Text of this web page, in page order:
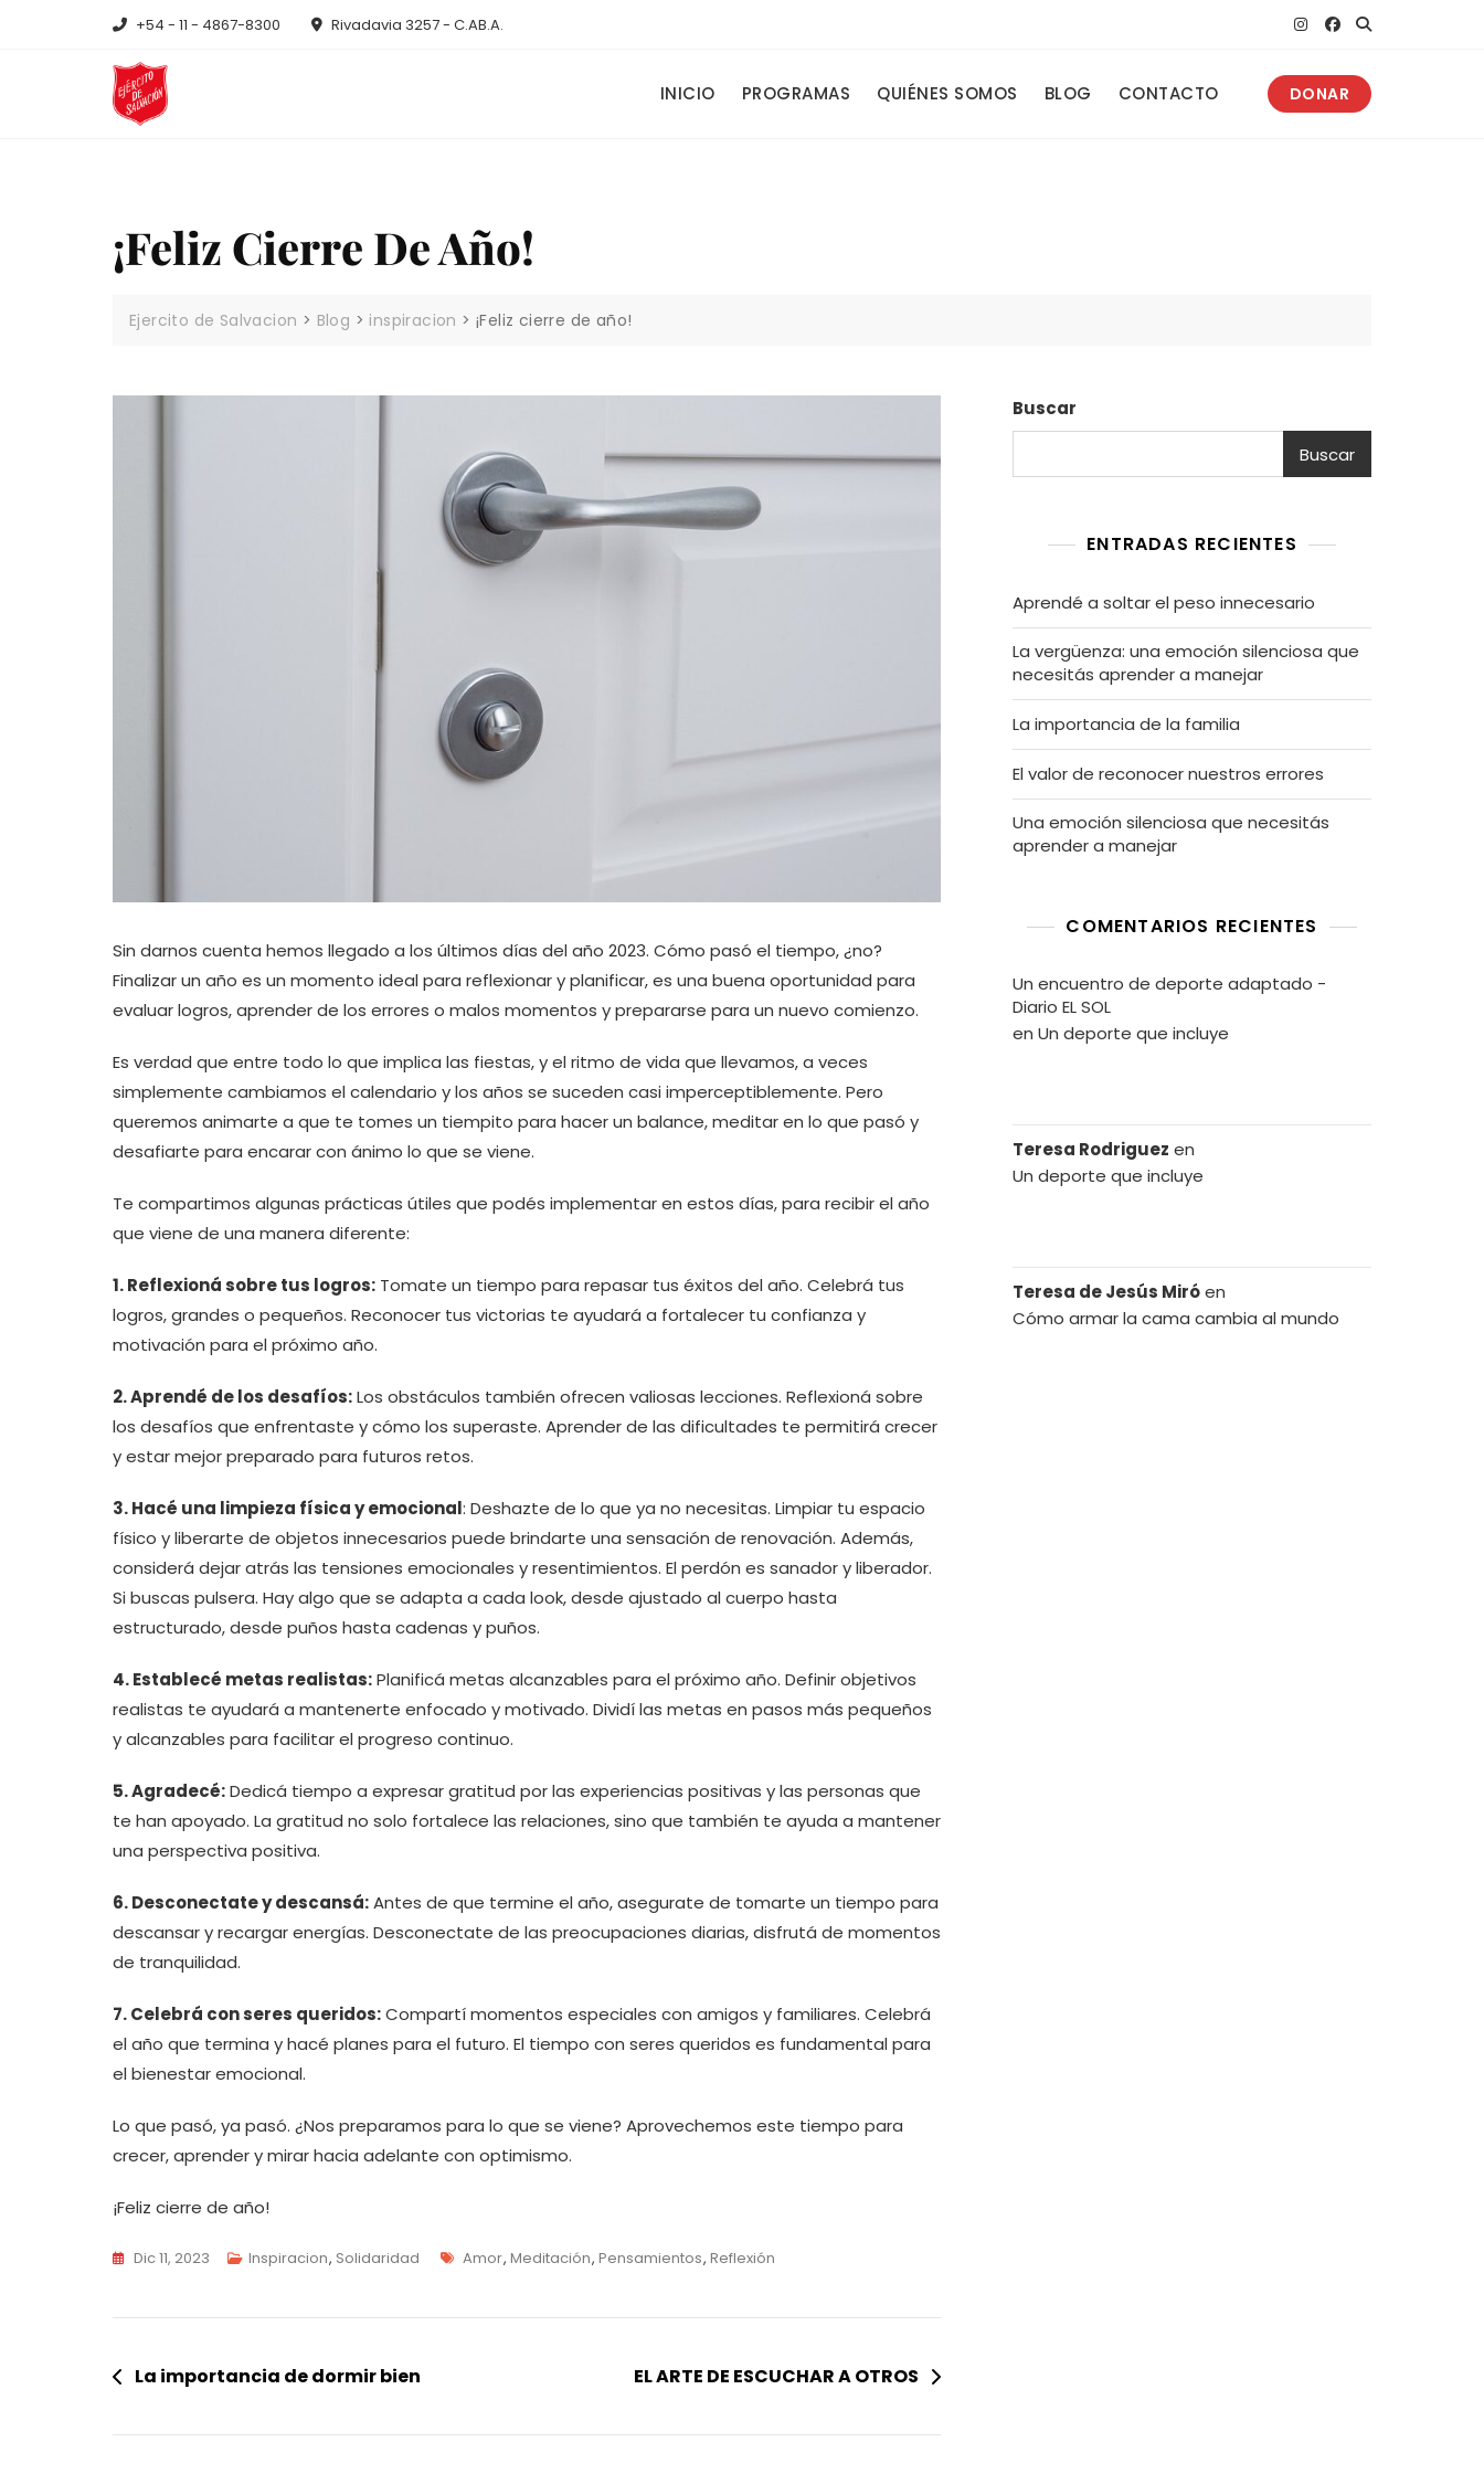
+54 - 11 - 4867-8300 Rivadavia 3257 - C.AB.A.
INICIO PROGRAMAS QUIÉNES SOMOS BLOG CONTACTO DONAR
¡Feliz Cierre De Año!
Ejercito de Salvacion > Blog > inspiracion >¡Feliz cierre de año!
Sin darnos cuenta hemos llegado a los últimos días del año 2023. Cómo pasó el tiempo, ¿no?
Finalizar un año es un momento ideal para reflexionar y planificar, es una buena oportunidad para
evaluar logros, aprender de los errores o malos momentos y prepararse para un nuevo comienzo.
Es verdad que entre todo lo que implica las fiestas, y el ritmo de vida que llevamos, a veces
simplemente cambiamos el calendario y los años se suceden casi imperceptiblemente. Pero
queremos animarte a que te tomes un tiempito para hacer un balance, meditar en lo que pasó y
desafiarte para encarar con ánimo lo que se viene.
Te compartimos algunas prácticas útiles que podés implementar en estos días, para recibir el año
que viene de una manera diferente:
1. Reflexioná sobre tus logros: Tomate un tiempo para repasar tus éxitos del año. Celebrá tus
logros, grandes o pequeños. Reconocer tus victorias te ayudará a fortalecer tu confianza y
motivación para el próximo año.
2. Aprendé de los desafíos:Los obstáculos también ofrecen valiosas lecciones. Reflexioná sobre
los desafíos que enfrentaste y cómo los superaste. Aprender de las dificultades te permitirá crecer
y estar mejor preparado para futuros retos.
3. Hacé una limpieza física y emocional: Deshazte de lo que ya no necesitas. Limpiar tu espacio
físico y liberarte de objetos innecesarios puede brindarte una sensación de renovación. Además,
considerá dejar atrás las tensiones emocionales y resentimientos. El perdón es sanador y liberador.
Si buscas pulsera. Hay algo que se adapta a cada look, desde ajustado al cuerpo hasta
estructurado, desde puños hasta cadenas y puños.
4. Establecé metas realistas:Planificá metas alcanzables para el próximo año. Definir objetivos
realistas te ayudará a mantenerte enfocado y motivado. Dividí las metas en pasos más pequeños
y alcanzables para facilitar el progreso continuo.
5. Agradecé:Dedicá tiempo a expresar gratitud por las experiencias positivas y las personas que
te han apoyado. La gratitud no solo fortalece las relaciones, sino que también te ayuda a mantener
una perspectiva positiva.
6. Desconectate y descansá:Antes de que termine el año, asegurate de tomarte un tiempo para
descansar y recargar energías. Desconectate de las preocupaciones diarias, disfrutá de momentos
de tranquilidad.
7. Celebrá con seres queridos:Compartí momentos especiales con amigos y familiares. Celebrá
el año que termina y hacé planes para el futuro. El tiempo con seres queridos es fundamental para
el bienestar emocional.
Lo que pasó, ya pasó. ¿Nos preparamos para lo que se viene? Aprovechemos este tiempo para
crecer, aprender y mirar hacia adelante con optimismo.
¡Feliz cierre de año!
Dic 11, 2023 Inspiracion, Solidaridad Tags
Amor, Meditación, Pensamientos, Reflexión
Navegación
La importancia de dormir bien EL ARTE DE ESCUCHAR A OTROS
Buscar
Buscar
ENTRADAS RECIENTES
Aprendé a soltar el peso innecesario
La vergüenza: una emoción silenciosa que
necesitás aprender a manejar
La importancia de la familia
El valor de reconocer nuestros errores
Una emoción silenciosa que necesitás
aprender a manejar
COMENTARIOS RECIENTES
Un encuentro de deporte adaptado -
Diario EL SOL
en Un deporte que incluye
Teresa Rodriguez en
Un deporte que incluye
Teresa de Jesús Miróen
Cómo armar la cama cambia al mundo